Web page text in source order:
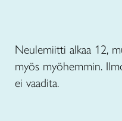
Neulemiitti alkaa 12,
myös myöhemmin.
ei vaadita.